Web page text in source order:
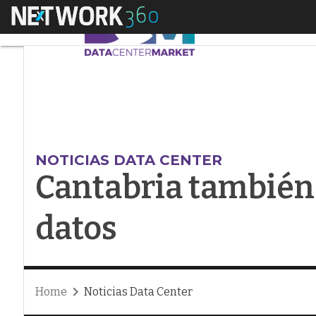
Menú
NOTICIAS DATA CENTER
Cantabria
datos
Home Noticias Data Center